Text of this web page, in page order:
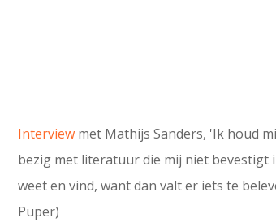
Interview met Mathijs Sanders, 'Ik houd
bezig met literatuur die mij niet bevestigt
weet en vind, want dan valt er iets te
Puper)